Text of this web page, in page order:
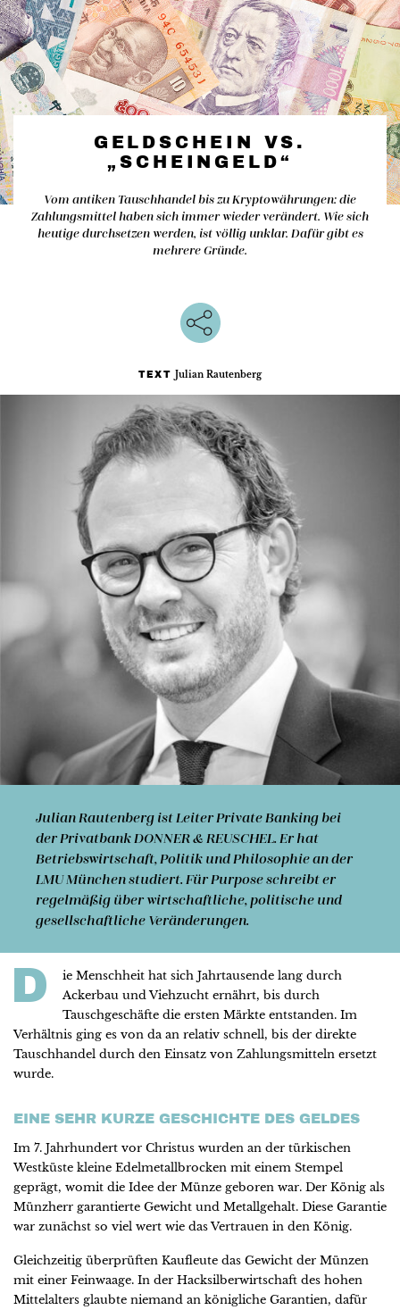
GELDSCHEIN VS.
„SCHEINGELD“
Vom antiken Tauschhandel bis zu Kryptowährungen: die
Zahlungsmittel haben sich immer wieder verändert. Wie sich
heutige durchsetzen werden, ist völlig unklar. Dafür gibt es
mehrere Gründe.
TEXT Julian Rautenberg
Julian Rautenberg ist Leiter Private Banking bei
der Privat­bank DONNER & REUSCHEL. Er hat
Betriebs­wirtschaft, Politik und Philosophie an der
LMU München studiert. Für Purpose schreibt er
regelmäßig über wirtschaftliche, politische und
gesellschaftliche Veränderungen.
D
ie Menschheit hat sich Jahrtausende lang durch
Ackerbau und Viehzucht ernährt, bis durch
Tauschgeschäfte die ersten Märkte entstanden. Im
Verhältnis ging es von da an relativ schnell, bis der direkte
Tauschhandel durch den Einsatz von Zahlungsmitteln ersetzt
wurde.
EINE SEHR KURZE GESCHICHTE DES GELDES
Im 7. Jahrhundert vor Christus wurden an der türkischen
Westküste kleine Edelmetallbrocken mit einem Stempel
geprägt, womit die Idee der Münze geboren war. Der König als
Münzherr garantierte Gewicht und Metallgehalt. Diese Garantie
war zunächst so viel wert wie das Vertrauen in den König.
Gleichzeitig überprüften Kaufleute das Gewicht der Münzen
mit einer Feinwaage. In der Hacksilberwirtschaft des hohen
Mittelalters glaubte niemand an königliche Garantien, dafür